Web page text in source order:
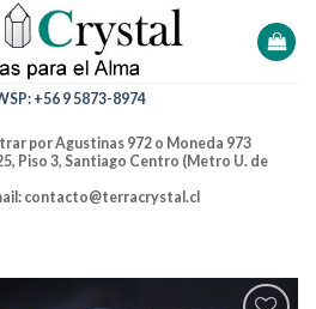
+56 9 5873-8974
972 o Moneda 973
Centro (Metro U. de